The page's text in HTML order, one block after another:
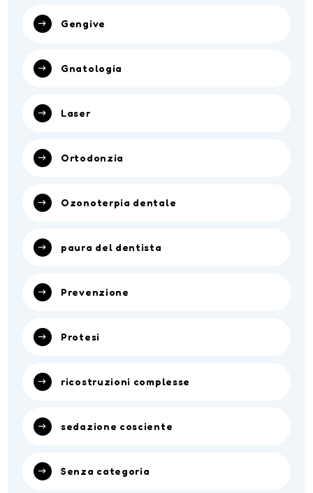
Gengive
Gnatologia
Laser
Ortodonzia
Ozonoterpia dentale
paura del dentista
Prevenzione
Protesi
ricostruzioni complesse
sedazione cosciente
Senza categoria